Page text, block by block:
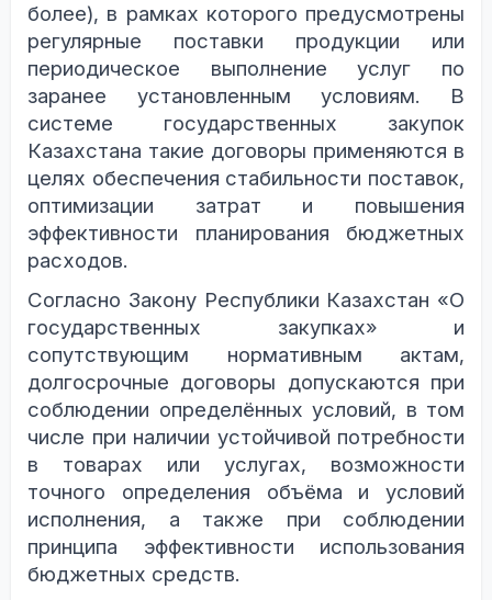
более), в рамках которого предусмотрены
регулярные поставки продукции или
периодическое выполнение услуг по
заранее установленным условиям. В
системе государственных закупок
Казахстана такие договоры применяются в
целях обеспечения стабильности поставок,
оптимизации затрат и повышения
эффективности планирования бюджетных
расходов.
Согласно Закону Республики Казахстан «О
государственных закупках» и
сопутствующим нормативным актам,
долгосрочные договоры допускаются при
соблюдении определённых условий, в том
числе при наличии устойчивой потребности
в товарах или услугах, возможности
точного определения объёма и условий
исполнения, а также при соблюдении
принципа эффективности использования
бюджетных средств.